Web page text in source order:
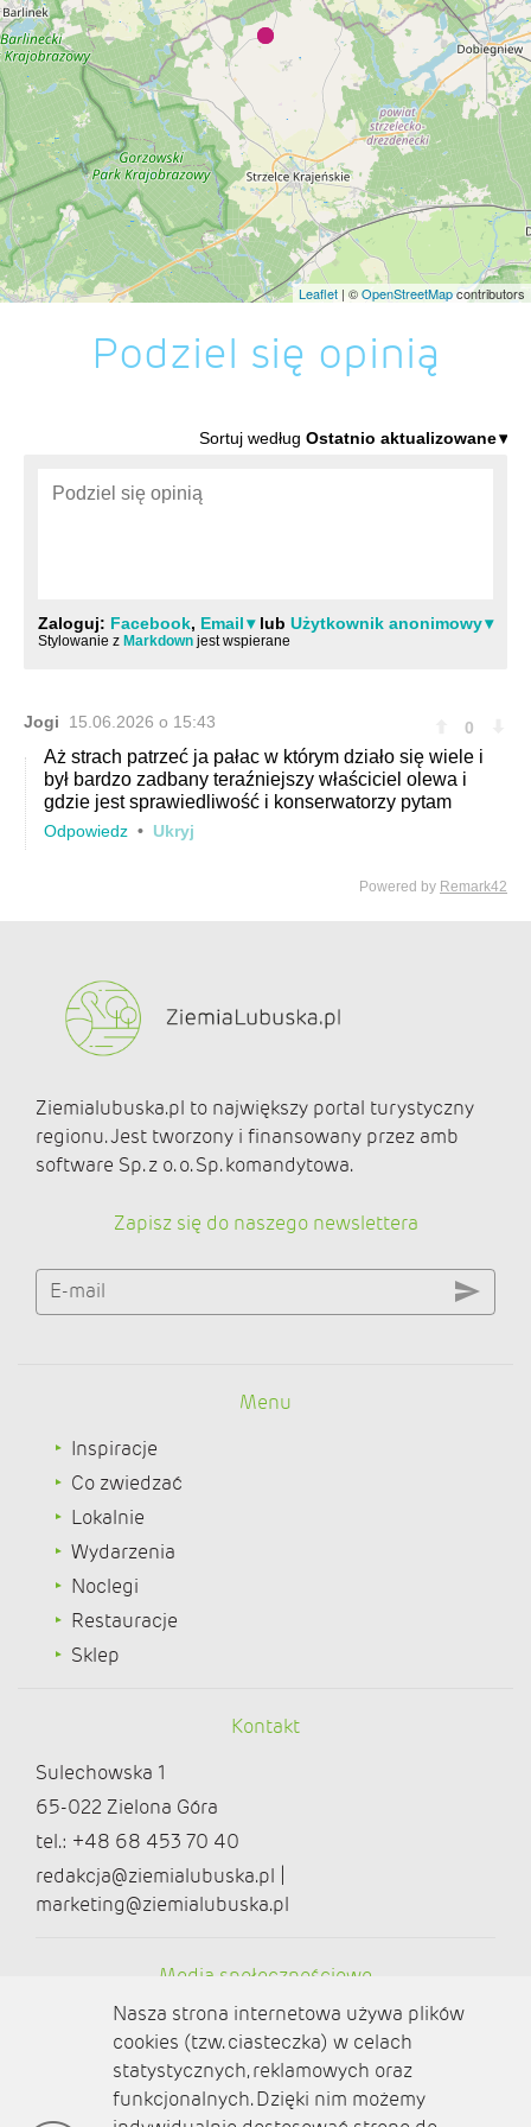
Leaflet | ©OpenStreetMapcontributors
Podziel się opinią
Ziemialubuska.pl to największy portal turystyczny
regionu. Jest tworzony i finansowany przez amb
software Sp. z o. o. Sp. komandytowa.
Zapisz się do naszego newslettera
E-mail
Menu
Inspiracje
Co zwiedzać
Lokalnie
Wydarzenia
Noclegi
Restauracje
Sklep
Kontakt
Sulechowska 1
65-022 Zielona Góra
tel.: +48 68 453 70 40
redakcja@ziemialubuska.pl |
marketing@ziemialubuska.pl
Media społecznościowe
Nasza strona internetowa używa plików
cookies (tzw. ciasteczka) w celach
statystycznych, reklamowych oraz
funkcjonalnych. Dzięki nim możemy